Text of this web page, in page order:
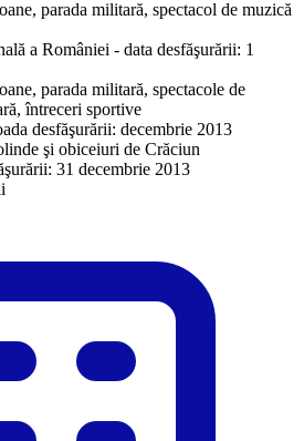
parada militară, spectacol de muzică
a României - data desfăşurării: 1
parada militară, spectacole de
întreceri sportive
desfăşurării: decembrie 2013
şi obiceiuri de Crăciun
31 decembrie 2013